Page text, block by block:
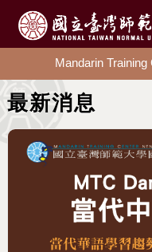
Mandarin Training
最新消息